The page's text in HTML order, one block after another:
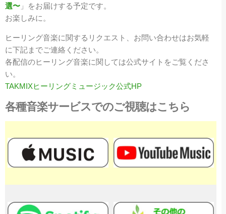
選〜 」をお届けする予定です。
お楽しみに。
ヒーリング音楽に関するリクエスト、お問い合わせはお気軽
に下記までご連絡ください。
各配信のヒーリング音楽に関しては公式サイトをご覧くださ
い。
TAKMIXヒーリングミュージック公式HP
各種音楽サービスでのご視聴はこちら